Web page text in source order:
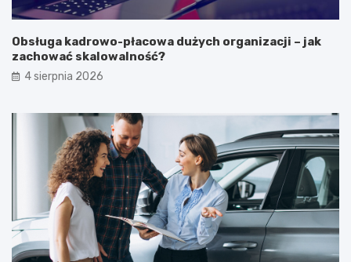
Obsługa kadrowo-płacowa dużych organizacji – jak
zachować skalowalność?
4 sierpnia 2026